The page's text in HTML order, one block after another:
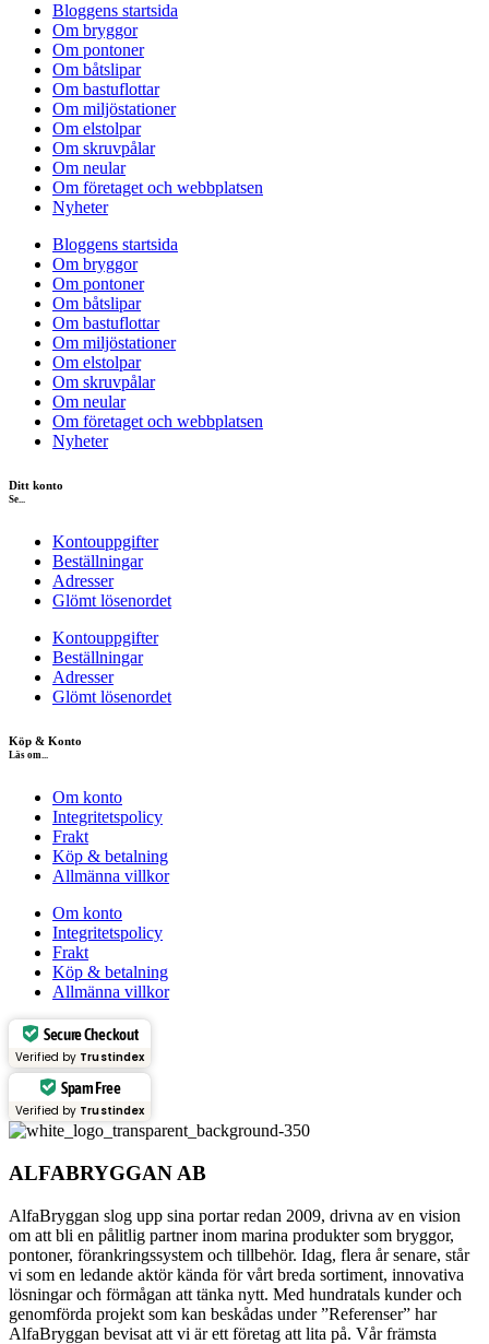
Bloggens startsida
Om bryggor
Om pontoner
Om båtslipar
Om bastuflottar
Om miljöstationer
Om elstolpar
Om skruvpålar
Om neular
Om företaget och webbplatsen
Nyheter
Bloggens startsida
Om bryggor
Om pontoner
Om båtslipar
Om bastuflottar
Om miljöstationer
Om elstolpar
Om skruvpålar
Om neular
Om företaget och webbplatsen
Nyheter
Ditt konto
Se...
Kontouppgifter
Beställningar
Adresser
Glömt lösenordet
Kontouppgifter
Beställningar
Adresser
Glömt lösenordet
Köp & Konto
Läs om...
Om konto
Integritetspolicy
Frakt
Köp & betalning
Allmänna villkor
Om konto
Integritetspolicy
Frakt
Köp & betalning
Allmänna villkor
Secure Checkout
Verified by Trustindex
Spam Free
Verified by Trustindex
ALFABRYGGAN AB
AlfaBryggan slog upp sina portar redan 2009, drivna av en vision
om att bli en pålitlig partner inom marina produkter som bryggor,
pontoner, förankringssystem och tillbehör. Idag, flera år senare, står
vi som en ledande aktör kända för vårt breda sortiment, innovativa
lösningar och förmågan att tänka nytt. Med hundratals kunder och
genomförda projekt som kan beskådas under ”Referenser” har
AlfaBryggan bevisat att vi är ett företag att lita på. Vår främsta